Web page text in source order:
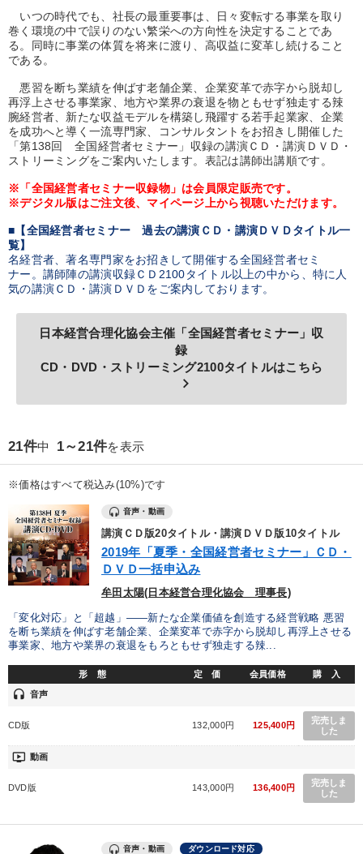
【5月】音声・映像 社員が自律的に動き出す組織づくり
組織・採用・スキル
経営者のための《音声・動画で学ぶ》講演シリーズ
業種
製造業 卸売・小売・飲食業 建設・不動産業
IT・サービス・金融業 コンサルタント 専門家
キーワード
営業力強化
ondemand_video 経営音声・動画を探す
全国経営者セミナー収録物以外の経営教材（全762タイトル）からお探
しいただけます
カテゴリー
改善・生産性向上
タル版（音声／動画ストリーミング・ダウンロード）
経営戦略・経営実務
【最新刊】時代を超える経営150の言葉＋社長のスピーチ・話材
集２タイトル
147回春季大会 組織・採用・スキル
オーナー社長の「現場力の経営」＋現場の「儲ける力」をさらに
最新刊・戦略参謀ChatGPT実戦法と中小企業のDXと講話ご案内
いつの時代でも、社長の最重要事は、日々変転する事業を取り
巻く環境の中で誤りのない繁栄への方向性を決定することであ
る。同時に事業の体質を将来に渡り、高収益に変革し続けること
である。
悪習を断ち業績を伸ばす老舗企業、企業変革で赤字から脱却し
再浮上させる事業家、地方や業界の衰退を物ともせず独走する辣
腕経営者、新たな収益モデルを構築し飛躍する若手起業家、企業
を成功へと導く一流専門家、コンサルタントをお招きし開催した
「第138回 全国経営者セミナー」収録の講演ＣＤ・講演ＤＶＤ・
ストリーミングをご案内いたします。表記は講師出講順です。
※「全国経営者セミナー収録物」は会員限定販売です。
※デジタル版はご注文後、マイページ上から視聴いただけます。
■【全国経営者セミナー 過去の講演ＣＤ・講演ＤＶＤタイトル一
覧】
名経営者、著名専門家をお招きして開催する全国経営者セミ
ナー。講師陣の講演収録ＣＤ2100タイトル以上の中から、特に人
気の講演ＣＤ・講演ＤＶＤをご案内しております。
日本経営合理化協会主催「全国経営者セミナー」収
録
CD・DVD・ストリーミング2100タイトルはこちら
keyboard_arrow_right
21件中 1～21件を表示
※価格はすべて税込み(10%)です
音声・動画
講演ＣＤ版20タイトル・講演ＤＶＤ版10タイトル
2019年「夏季・全国経営者セミナー」ＣＤ・
ＤＶＤ一括申込み
牟田太陽(日本経営合理化協会 理事長)
「変化対応」と「超越」――新たな企業価値を創造する経営戦略 悪習
を断ち業績を伸ばす老舗企業、企業変革で赤字から脱却し再浮上させる
事業家、地方や業界の衰退をもろともせず独走する辣...
形 態 定 価 会員価格 購 入
headset 音声
CD版 132,000円 125,400円
完売しま
した
ondemand_video 動画
DVD版 143,000円 136,400円
完売しま
した
音声・動画 ダウンロード対応